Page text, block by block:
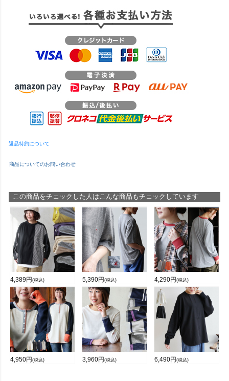
返品特約について
商品についてのお問い合わせ
この商品をチェックした人はこんな商品もチェックしています
4,389 円 (税込) 5,390円 (税込) 4,290円 (税込)
4,950円 (税込) 3,960円 (税込) 6,490円 (税込)